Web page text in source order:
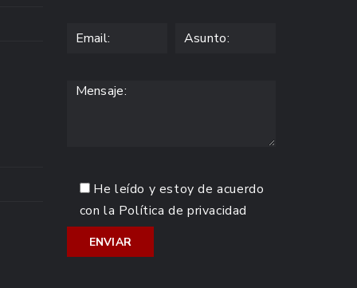
He leído y estoy de acuerdo
con la Política de privacidad